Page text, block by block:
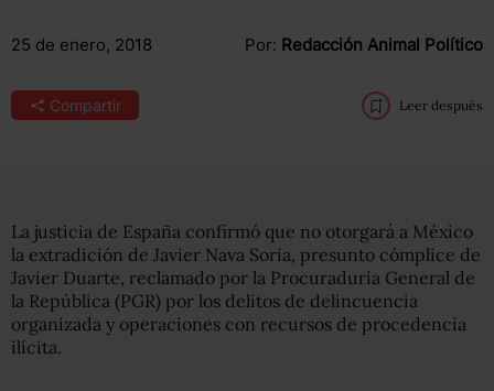
25 de enero, 2018 Por: Redacción Animal Político
Compartir Leer después
La justicia de España confirmó que no otorgará a México
la extradición de Javier Nava Soria, presunto cómplice de
Javier Duarte, reclamado por la Procuraduría General de
la República (PGR) por los delitos de delincuencia
organizada y operaciones con recursos de procedencia
ilícita.